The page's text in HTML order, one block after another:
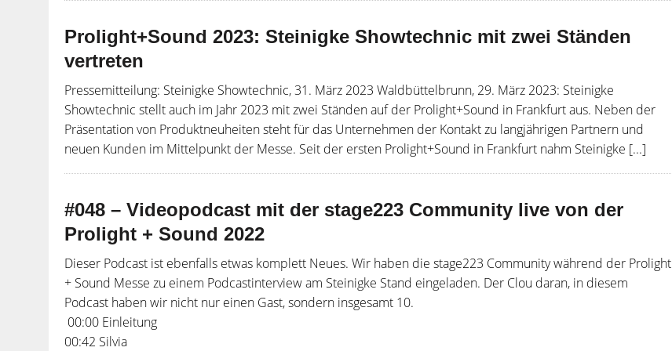
Prolight+Sound 2023: Steinigke Showtechnic mit zwei Ständen
vertreten
Pressemitteilung: Steinigke Showtechnic, 31. März 2023 Waldbüttelbrunn, 29. März 2023: Steinigke
Showtechnic stellt auch im Jahr 2023 mit zwei Ständen auf der Prolight+Sound in Frankfurt aus. Neben der
Präsentation von Produktneuheiten steht für das Unternehmen der Kontakt zu langjährigen Partnern und
neuen Kunden im Mittelpunkt der Messe. Seit der ersten Prolight+Sound in Frankfurt nahm Steinigke [...]
#048 – Videopodcast mit der stage223 Community live von der
Prolight + Sound 2022
Dieser Podcast ist ebenfalls etwas komplett Neues. Wir haben die stage223 Community während der Prolight
+ Sound Messe zu einem Podcastinterview am Steinigke Stand eingeladen. Der Clou daran, in diesem
Podcast haben wir nicht nur einen Gast, sondern insgesamt 10.
00:00 Einleitung
00:42 Silvia